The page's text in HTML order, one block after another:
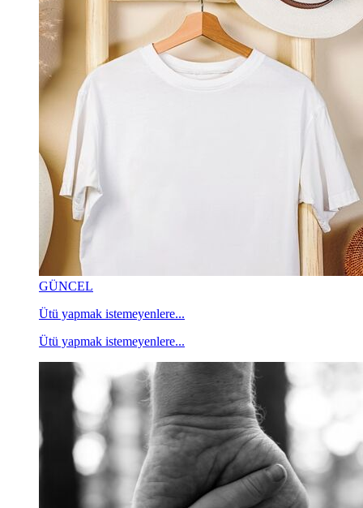
GÜNCEL
Ütü yapmak istemeyenlere...
Ütü yapmak istemeyenlere...